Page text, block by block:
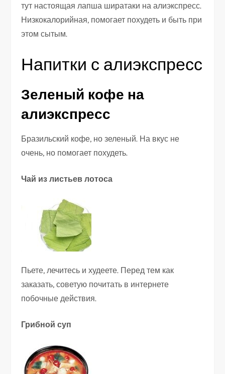
тут настоящая лапша ширатаки на алиэкспресс.
Низкокалорийная, помогает похудеть и быть при
этом сытым.
Напитки с алиэкспресс
Зеленый кофе на
алиэкспресс
Бразильский кофе, но зеленый. На вкус не
очень, но помогает похудеть.
Чай из листьев лотоса
Пьете, лечитесь и худеете. Перед тем как
заказать, советую почитать в интернете
побочные действия.
Грибной суп